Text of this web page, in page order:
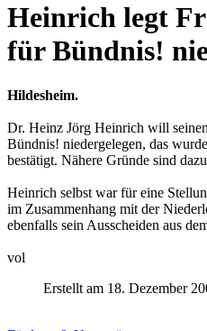
Heinrich legt
für Bündnis!
Hildesheim.
Dr. Heinz Jörg Heinrich will
Bündnis! niedergelegen, das
bestätigt. Nähere Gründe sind
Heinrich selbst war für eine
im Zusammenhang mit der
ebenfalls sein Ausscheiden aus
vol
Erstellt am 18. Dezember